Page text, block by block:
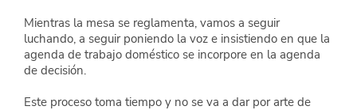
Mientras la mesa se reglamenta, vamos a seguir
luchando, a seguir poniendo la voz e insistiendo en que la
agenda de trabajo doméstico se incorpore en la agenda
de decisión.
Este proceso toma tiempo y no se va a dar por arte de